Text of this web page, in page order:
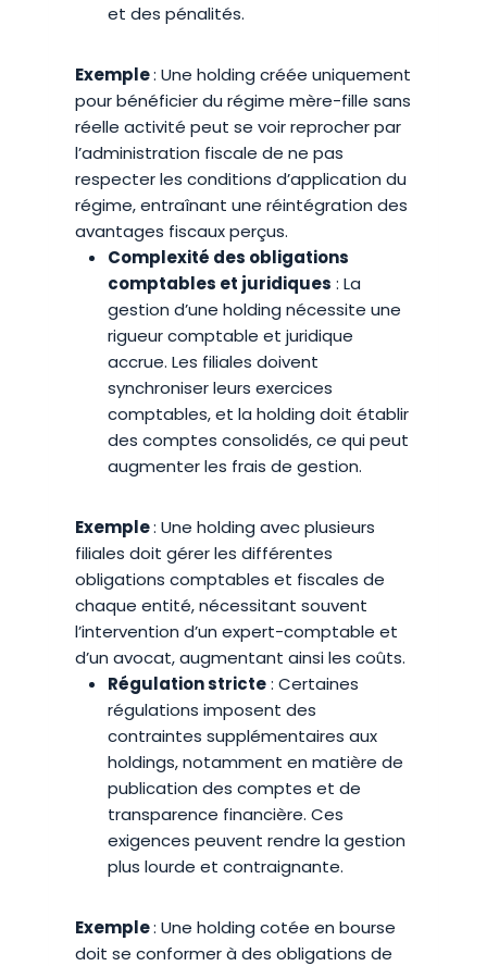
et des pénalités.
Exemple: Une holding créée uniquement
pour bénéficier du régime mère-fille sans
réelle activité peut se voir reprocher par
l’administration fiscale de ne pas
respecter les conditions d’application du
régime, entraînant une réintégration des
avantages fiscaux perçus.
Complexité des obligations
comptables et juridiques : La
gestion d’une holding nécessite une
rigueur comptable et juridique
accrue. Les filiales doivent
synchroniser leurs exercices
comptables, et la holding doit établir
des comptes consolidés, ce qui peut
augmenter les frais de gestion.
Exemple: Une holding avec plusieurs
filiales doit gérer les différentes
obligations comptables et fiscales de
chaque entité, nécessitant souvent
l’intervention d’un expert-comptable et
d’un avocat, augmentant ainsi les coûts.
Régulation stricte: Certaines
régulations imposent des
contraintes supplémentaires aux
holdings, notamment en matière de
publication des comptes et de
transparence financière. Ces
exigences peuvent rendre la gestion
plus lourde et contraignante.
Exemple: Une holding cotée en bourse
doit se conformer à des obligations de